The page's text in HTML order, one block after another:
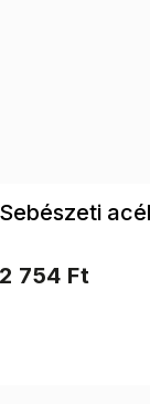
Sebészeti
2 754 Ft